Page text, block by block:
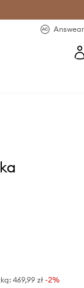
469,99 zł -2%